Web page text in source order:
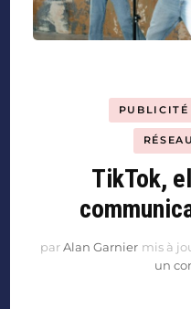
PUBLICITÉ
TikTok,
parAlan Garnier mis à
un